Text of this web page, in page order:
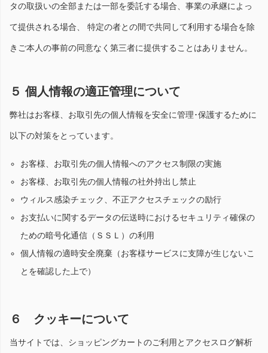
タの取扱いの全部または一部を委託する場合、事業の承継によっ
て提供される場合、 特定の者との間で共同して利用する場合を除
きご本人の事前の同意なく第三者に提供することはありません。
５ 個人情報の適正管理について
弊社はお客様、お取引先の個人情報を安全に管理･保護するために
以下の対策をとっています。
お客様、お取引先の個人情報へのアクセス制限の実施
お客様、お取引先の個人情報の社外持出し禁止
ウィルス感染チェック、不正アクセスチェックの励行
お支払いに関するデータの伝送時におけるセキュリティ確保の
ための暗号化通信（ＳＳＬ）の利用
個人情報の適時安全廃棄（お客様サービスに支障が生じないこ
とを確認した上で）
６ クッキーについて
当サイトでは、ショッピングカートのご利用とアクセスログ解析